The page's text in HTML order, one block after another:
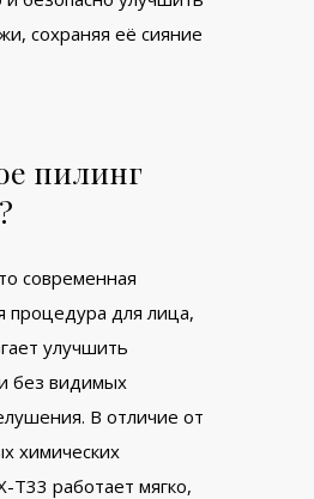
сохраняя её сияние
пилинг
современная
процедура для лица,
улучшить
без видимых
В отличие от
химических
T33 работает мягко,